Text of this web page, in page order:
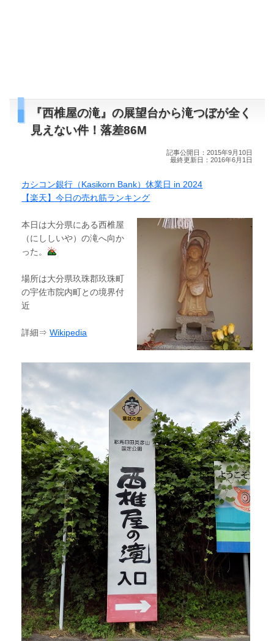
『西椎屋の滝』の展望台から滝つぼが全く
見えない件！落差86M
記事公開日：2015年9月10日
最終更新日：2016年6月1日
カシコン銀行（Kasikorn Bank）休業日 in 2024
【楽天】今日の売れ筋ランキング
本日は大分県にある西椎屋
（にししいや）の滝へ向か
った。
場所は大分県玖珠郡玖珠町
の宇佐市院内町との境界付
近
詳細⇒Wikipedia